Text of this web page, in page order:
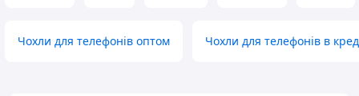
Чохли для телефонів оптом Чохли для телефонів в